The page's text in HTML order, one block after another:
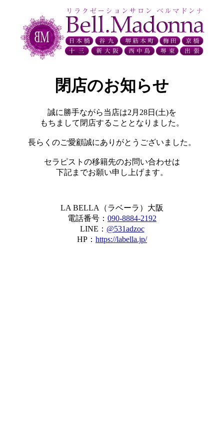
閉店のお知らせ
誠に勝手ながら当店は2月28日(土)を
もちまして閉店することとなりました。
長らくのご愛顧誠にありがとうございました。
セラピストの移籍先のお問い合わせは
下記までお願い申し上げます。
LA BELLA（ラベーラ）大阪
電話番号： 090-8884-2192
LINE： @531adzoc
HP： https://labella.jp/